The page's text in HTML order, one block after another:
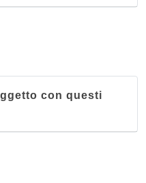
con questi